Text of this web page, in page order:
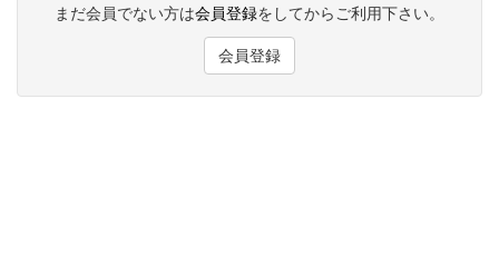
まだ会員でない方は会員登録をしてからご利用下さい。
会員登録